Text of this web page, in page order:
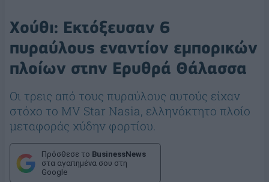
Χούθι: Εκτόξευσαν 6
πυραύλους εναντίον εμπορικών
πλοίων στην Ερυθρά Θάλασσα
Οι τρεις από τους πυραύλους αυτούς είχαν
στόχο το MV Star Nasia, ελληνόκτητο πλοίο
μεταφοράς χύδην φορτίου.
Πρόσθεσε το BusinessNews
στα αγαπημένα σου στη
Google